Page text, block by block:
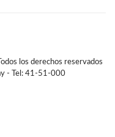
los derechos reservados
- Tel: 41-51-000